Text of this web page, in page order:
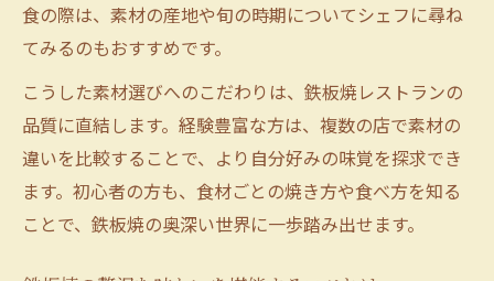
食の際は、素材の産地や旬の時期についてシェフに尋ね
てみるのもおすすめです。
こうした素材選びへのこだわりは、鉄板焼レストランの
品質に直結します。経験豊富な方は、複数の店で素材の
違いを比較することで、より自分好みの味覚を探求でき
ます。初心者の方も、食材ごとの焼き方や食べ方を知る
ことで、鉄板焼の奥深い世界に一歩踏み出せます。